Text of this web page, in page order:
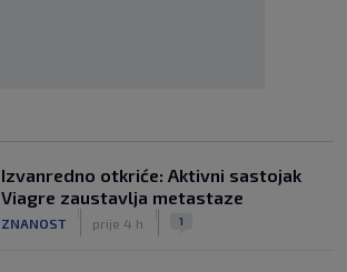
Izvanredno otkriće: Aktivni sastojak
Viagre zaustavlja metastaze
ZNANOST prije 4 h 1